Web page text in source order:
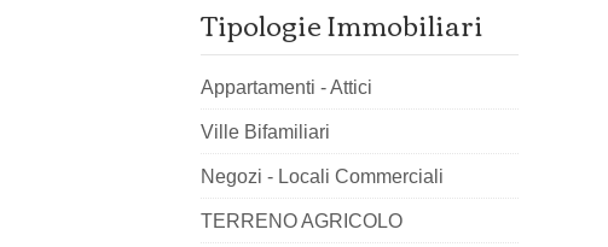
Tipologie Immobiliari
Appartamenti - Attici
Ville Bifamiliari
Negozi - Locali Commerciali
TERRENO AGRICOLO